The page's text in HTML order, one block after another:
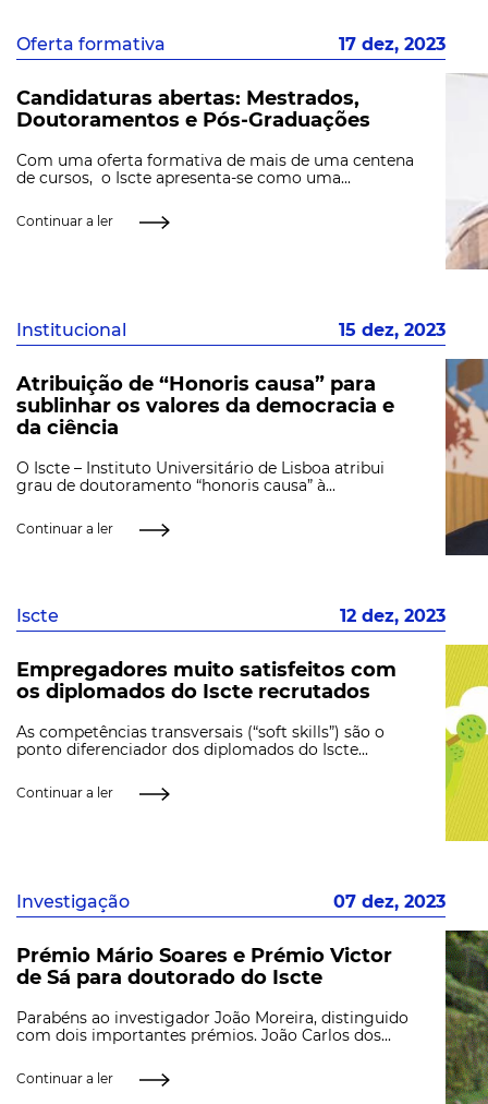
Oferta formativa 17 dez, 2023
Candidaturas abertas: Mestrados,
Doutoramentos e Pós-Graduações
Com uma oferta formativa de mais de uma centena
de cursos, o Iscte apresenta-se como uma...
Continuar a ler
Institucional 15 dez, 2023
Atribuição de “Honoris causa” para
sublinhar os valores da democracia e
da ciência
O Iscte – Instituto Universitário de Lisboa atribui
grau de doutoramento “honoris causa” à...
Continuar a ler
Iscte 12 dez, 2023
Empregadores muito satisfeitos com
os diplomados do Iscte recrutados
As competências transversais (“soft skills”) são o
ponto diferenciador dos diplomados do Iscte...
Continuar a ler
Investigação 07 dez, 2023
Prémio Mário Soares e Prémio Victor
de Sá para doutorado do Iscte
Parabéns ao investigador João Moreira, distinguido
com dois importantes prémios. João Carlos dos...
Continuar a ler